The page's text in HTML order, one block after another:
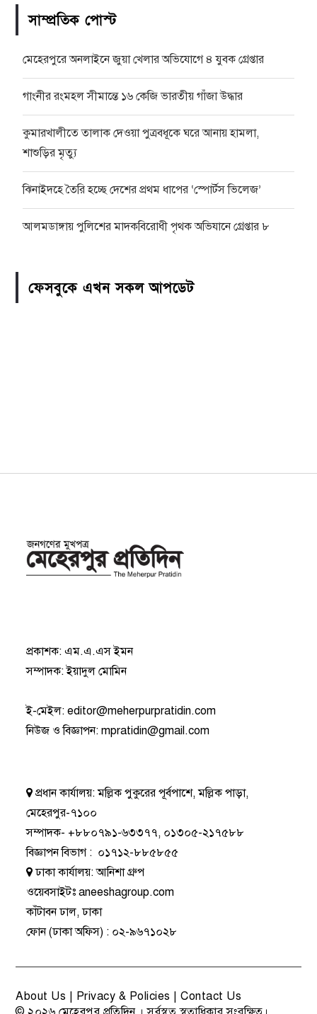
সাম্প্রতিক পোস্ট
মেহেরপুরে অনলাইনে জুয়া খেলার অভিযোগে ৪ যুবক গ্রেপ্তার
গাংনীর রংমহল সীমান্তে ১৬ কেজি ভারতীয় গাঁজা উদ্ধার
কুমারখালীতে তালাক দেওয়া পুত্রবধূকে ঘরে আনায় হামলা,
শাশুড়ির মৃত্যু
ঝিনাইদহে তৈরি হচ্ছে দেশের প্রথম ধাপের ‘স্পোর্টস ভিলেজ’
আলমডাঙ্গায় পুলিশের মাদকবিরোধী পৃথক অভিযানে গ্রেপ্তার ৮
ফেসবুকে এখন সকল আপডেট
প্রকাশক: এম.এ.এস ইমন
সম্পাদক: ইয়াদুল মোমিন
ই-মেইল:editor@meherpurpratidin.com
নিউজ ও বিজ্ঞাপন:mpratidin@gmail.com
প্রধান কার্যালয়:মল্লিক পুকুরের পূর্বপাশে, মল্লিক পাড়া,
মেহেরপুর-৭১০০
সম্পাদক- +৮৮০৭৯১-৬৩৩৭৭, ০১৩০৫-২১৭৫৮৮
বিজ্ঞাপন বিভাগ: ০১৭১২-৮৮৫৮৫৫
ঢাকা কার্যালয়:আনিশা গ্রুপ
ওয়েবসাইটঃaneeshagroup.com
কাঁটাবন ঢাল, ঢাকা
ফোন(ঢাকা অফিস) : ০২-৯৬৭১০২৮
About Us Privacy & Policies |Contact Us